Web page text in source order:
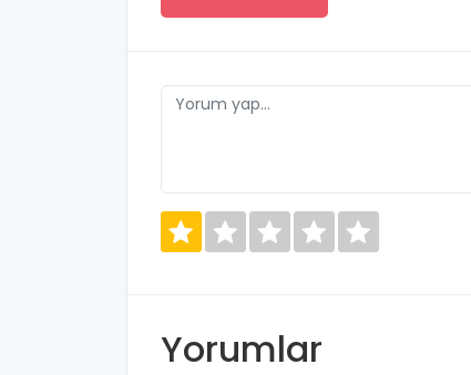
Yorumlar